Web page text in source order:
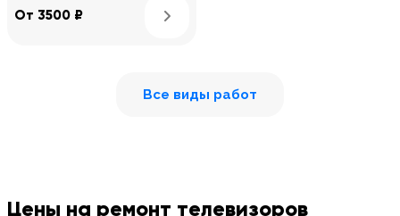
От 3500 ₽
Все виды работ
Цены на ремонт телевизоров